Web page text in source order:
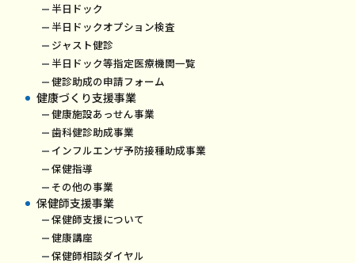
半日ドック
半日ドックオプション検査
ジャスト健診
半日ドック等指定医療機関一覧
健診助成の申請フォーム
健康づくり支援事業
健康施設あっせん事業
歯科健診助成事業
インフルエンザ予防接種助成事業
保健指導
その他の事業
保健師支援事業
保健師支援について
健康講座
保健師相談ダイヤル